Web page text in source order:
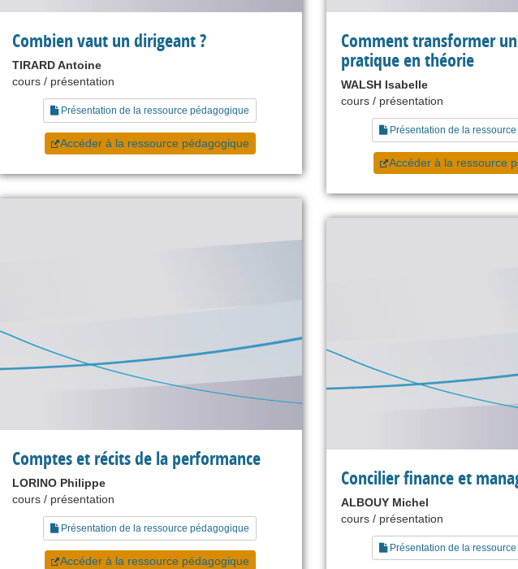
Combien vaut un dirigeant ?
TIRARD Antoine
cours / présentation
Présentation de la ressource pédagogique
Accéder à la ressource pédagogique
Comment transformer
pratique en théorie
WALSH Isabelle
cours / présentation
Présentation de la
Accéder à la ressource
Comptes et récits de la performance
LORINO Philippe
cours / présentation
Présentation de la ressource pédagogique
Accéder à la ressource pédagogique
Concilier finance et
ALBOUY Michel
cours / présentation
Présentation de la